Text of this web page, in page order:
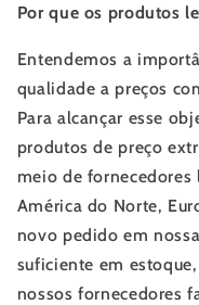
Por que os produtos
Entendemos a
qualidade a preços
Para alcançar esse
produtos de preço
meio de
América do Norte,
novo pedido em
suficiente em
nossos fornecedores